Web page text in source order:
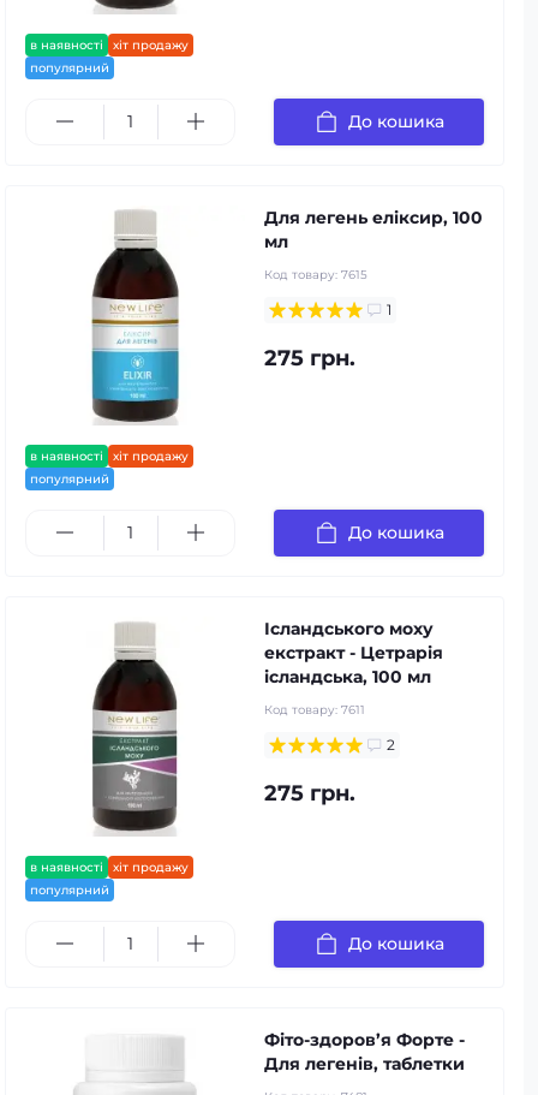
в наявності
хіт продажу
популярний
До кошика
в наявності
хіт продажу
популярний
Для легень еліксир, 100
мл
Код товару: 7615
1
275 грн.
До кошика
в наявності
хіт продажу
популярний
Ісландського моху
екстракт - Цетрарія
ісландська, 100 мл
Код товару: 7611
2
275 грн.
До кошика
Фіто-здоров’я Форте -
Для легенів, таблетки